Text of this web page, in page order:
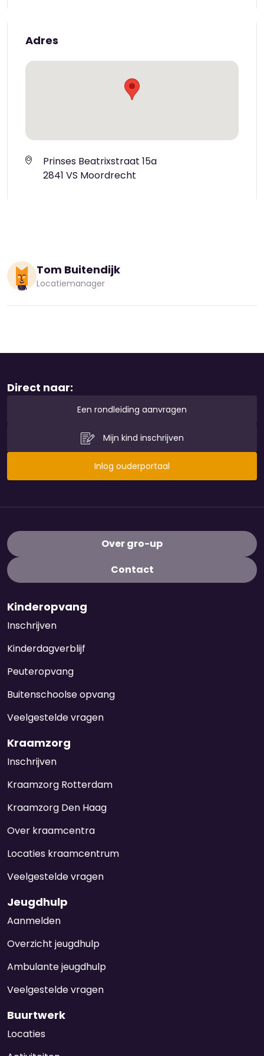
Adres
Prinses Beatrixstraat 15a
2841 VS Moordrecht
Tom Buitendijk
Locatiemanager
Direct naar:
Een rondleiding aanvragen
Mijn kind inschrijven
Inlog ouderportaal
Over gro-up
Contact
Kinderopvang
Inschrijven
Kinderdagverblijf
Peuteropvang
Buitenschoolse opvang
Veelgestelde vragen
Kraamzorg
Inschrijven
Kraamzorg Rotterdam
Kraamzorg Den Haag
Over kraamcentra
Locaties kraamcentrum
Veelgestelde vragen
Jeugdhulp
Aanmelden
Overzicht jeugdhulp
Ambulante jeugdhulp
Veelgestelde vragen
Buurtwerk
Locaties